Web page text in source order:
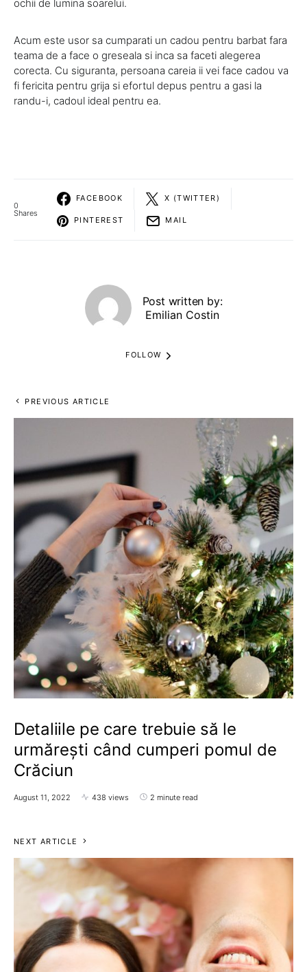
ochii de lumina soarelui.
Acum este usor sa cumparati un cadou pentru barbat fara
teama de a face o greseala si inca sa faceti alegerea
corecta. Cu siguranta, persoana careia ii vei face cadou va
fi fericita pentru grija si efortul depus pentru a gasi la
randu-i, cadoul ideal pentru ea.
0
Shares
FACEBOOK X (TWITTER)
PINTEREST MAIL
Post written by:
Emilian Costin
FOLLOW
PREVIOUS ARTICLE
Detaliile pe care trebuie să le
urmărești când cumperi pomul de
Crăciun
August 11, 2022 438 views 2 minute read
NEXT ARTICLE